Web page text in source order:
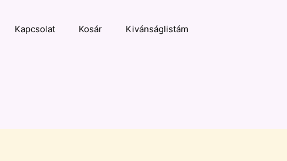
Kapcsolat Kosár Kivánságlistám